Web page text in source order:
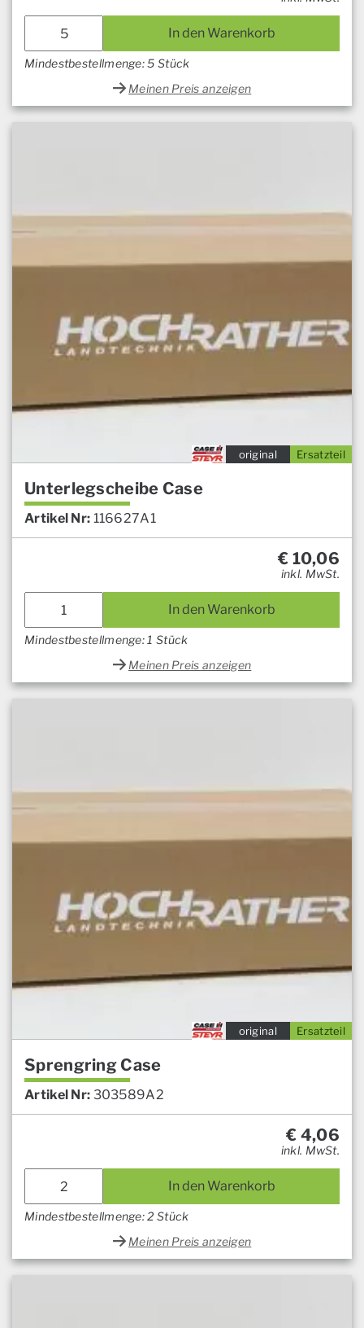
In den Warenkorb
Mindestbestellmenge: 5 Stück
Meinen Preis anzeigen
Ersatzteil
original
Unterlegscheibe Case
Artikel Nr: 116627A1
€ 10,06
inkl. MwSt.
In den Warenkorb
Mindestbestellmenge: 1 Stück
Meinen Preis anzeigen
Ersatzteil
original
Sprengring Case
Artikel Nr: 303589A2
€ 4,06
inkl. MwSt.
In den Warenkorb
Mindestbestellmenge: 2 Stück
Meinen Preis anzeigen